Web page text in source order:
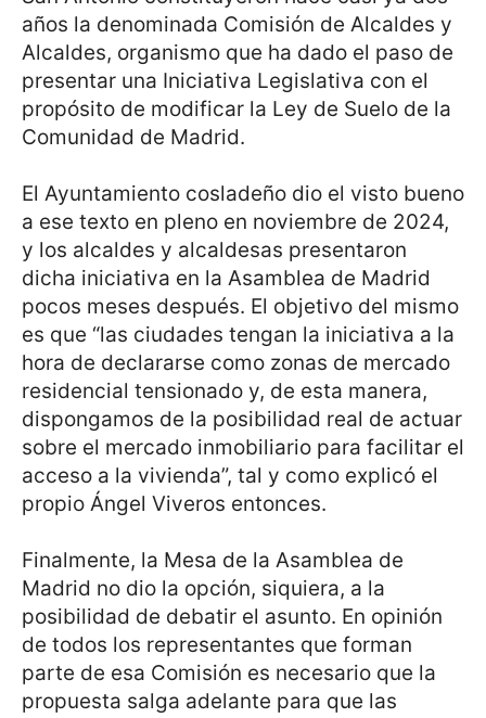
años la denominada Comisión de Alcaldes y
Alcaldes, organismo que ha dado el paso de
presentar una Iniciativa Legislativa con el
propósito de modificar la Ley de Suelo de la
Comunidad de Madrid.
El Ayuntamiento cosladeño dio el visto bueno
a ese texto en pleno en noviembre de 2024,
y los alcaldes y alcaldesas presentaron
dicha iniciativa en la Asamblea de Madrid
pocos meses después. El objetivo del mismo
es que “las ciudades tengan la iniciativa a la
hora de declararse como zonas de mercado
residencial tensionado y, de esta manera,
dispongamos de la posibilidad real de actuar
sobre el mercado inmobiliario para facilitar el
acceso a la vivienda”, tal y como explicó el
propio Ángel Viveros entonces.
Finalmente, la Mesa de la Asamblea de
Madrid no dio la opción, siquiera, a la
posibilidad de debatir el asunto. En opinión
de todos los representantes que forman
parte de esa Comisión es necesario que la
propuesta salga adelante para que las